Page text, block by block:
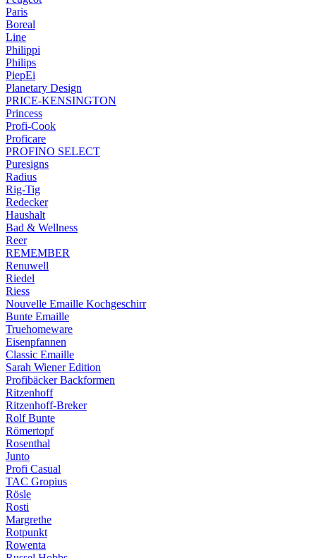
Paris
Boreal
Line
Philippi
Philips
PiepEi
Planetary Design
PRICE-KENSINGTON
Princess
Profi-Cook
Proficare
PROFINO SELECT
Puresigns
Radius
Rig-Tig
Redecker
Haushalt
Bad & Wellness
Reer
REMEMBER
Renuwell
Riedel
Riess
Nouvelle Emaille Kochgeschirr
Bunte Emaille
Truehomeware
Eisenpfannen
Classic Emaille
Sarah Wiener Edition
Profibäcker Backformen
Ritzenhoff
Ritzenhoff-Breker
Rolf Bunte
Römertopf
Rosenthal
Junto
Profi Casual
TAC Gropius
Rösle
Rosti
Margrethe
Rotpunkt
Rowenta